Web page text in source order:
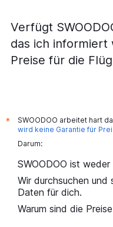
Verfügt
das ich informiert
Preise für die
*
SWOODOO arbeitet hart
wird keine Garantie für
Darum:
SWOODOO ist
Wir durchsuchen und
Daten für dich.
Warum sind die